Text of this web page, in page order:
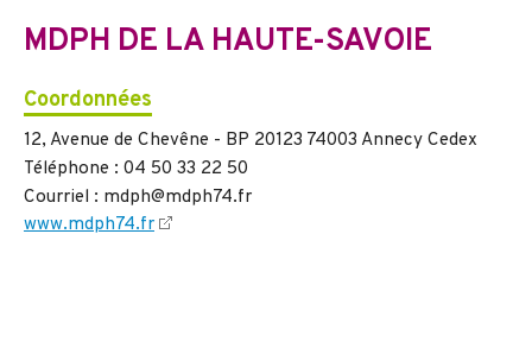
MDPH DE LA HAUTE-SAVOIE
Coordonnées
12, Avenue de Chevêne - BP 20123 74003 Annecy Cedex
Téléphone : 04 50 33 22 50
Courriel : mdph@mdph74.fr
www.mdph74.fr